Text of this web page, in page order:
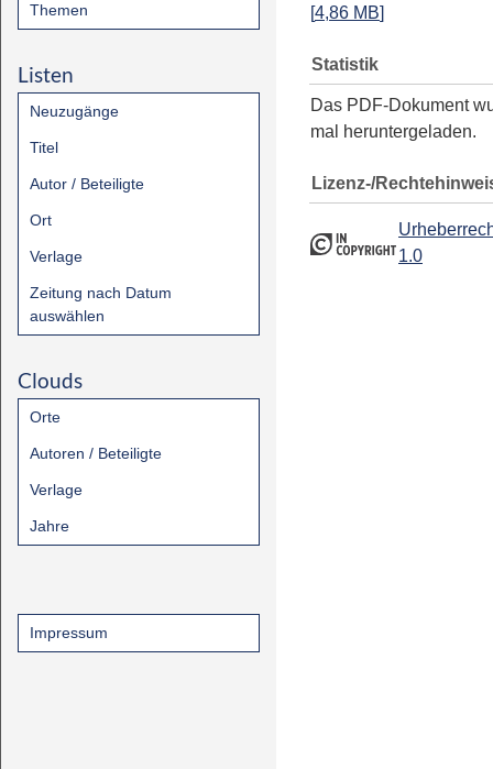
Themen
Listen
Neuzugänge
Titel
Autor / Beteiligte
Ort
Verlage
Zeitung nach Datum
auswählen
Clouds
Orte
Autoren / Beteiligte
Verlage
Jahre
Impressum
[4,86 MB]
Statistik
Das PDF-Dokument
mal heruntergeladen.
Lizenz-/
1.0